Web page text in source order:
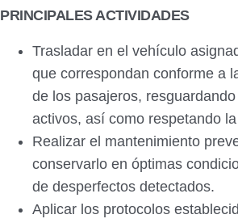
PRINCIPALES ACTIVIDADES
Trasladar en el vehículo
que correspondan conforme a
de los pasajeros,
activos, así como respetando
Realizar el mantenimiento
conservarlo en óptimas
de desperfectos detectados.
Aplicar los protocolos